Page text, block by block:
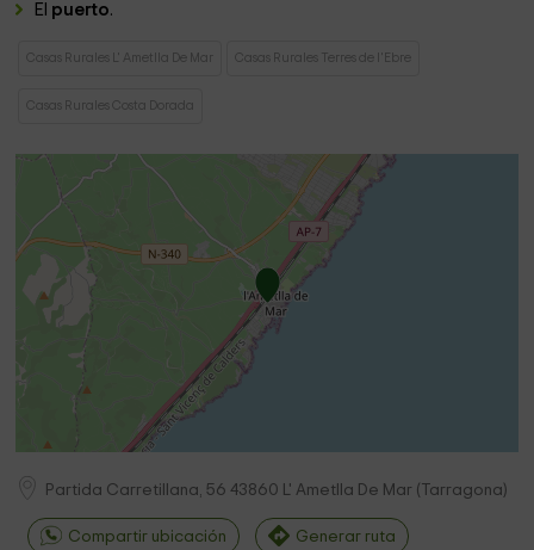
El puerto.
Casas Rurales L' Ametlla De Mar Casas Rurales Terres de l'Ebre
Casas Rurales Costa Dorada
Partida Carretillana, 56 43860 L' Ametlla De Mar ( Tarragona)
Compartir ubicación Generar ruta